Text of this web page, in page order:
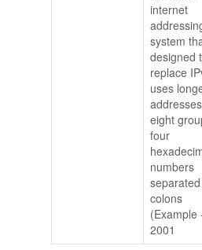
internet
system
designed
replace
uses
eight
four
numbers
colons
(Example
2001